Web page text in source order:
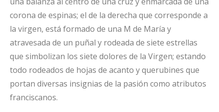
corona de espinas; el de la derecha que corresponde a
la virgen, está formado de una M de María y
atravesada de un puñal y rodeada de siete estrellas
que simbolizan los siete dolores de la Virgen; estando
todo rodeados de hojas de acanto y querubines que
portan diversas insignias de la pasión como atributos
franciscanos.